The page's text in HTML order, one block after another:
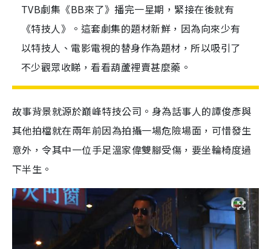
TVB劇集《BB來了》播完一星期，緊接在後就有
《特技人》。這套劇集的題材新鮮，因為向來少有
以特技人、電影電視的替身作為題材，所以吸引了
不少觀眾收睇，看看葫蘆裡賣甚麼藥。
故事背景就源於巔峰特技公司。身為話事人的譚俊彥與
其他拍檔就在兩年前因為拍攝一場危險場面，可惜發生
意外，令其中一位手足溫家偉雙腳受傷，要坐輪椅度過
下半生。